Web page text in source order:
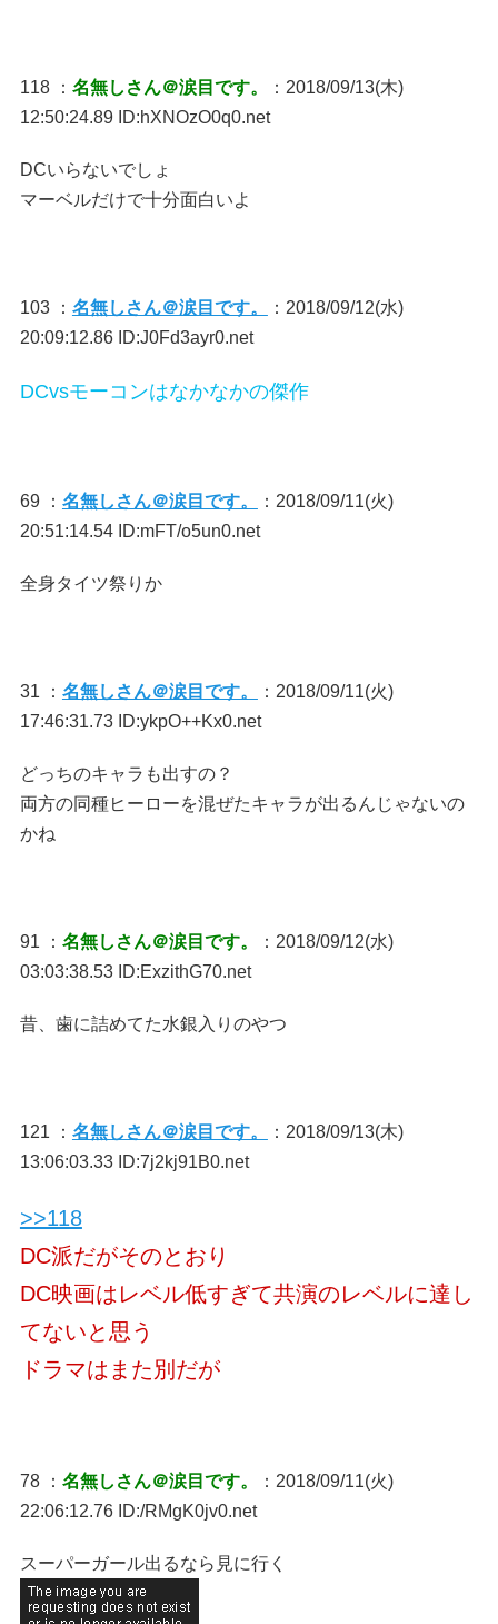
118 ： 名無しさん＠涙目です。
：2018/09/13(木)
12:50:24.89 ID:hXNOzO0q0.net
DCいらないでしょ
マーベルだけで十分面白いよ
103 ： 名無しさん＠涙目です。
：2018/09/12(水)
20:09:12.86 ID:J0Fd3ayr0.net
DCvsモーコンはなかなかの傑作
69 ： 名無しさん＠涙目です。
：2018/09/11(火)
20:51:14.54 ID:mFT/o5un0.net
全身タイツ祭りか
31 ： 名無しさん＠涙目です。
：2018/09/11(火)
17:46:31.73 ID:ykpO++Kx0.net
どっちのキャラも出すの？
両方の同種ヒーローを混ぜたキャラが出るんじゃないの
かね
91 ： 名無しさん＠涙目です。
：2018/09/12(水)
03:03:38.53 ID:ExzithG70.net
昔、歯に詰めてた水銀入りのやつ
121 ： 名無しさん＠涙目です。
：2018/09/13(木)
13:06:03.33 ID:7j2kj91B0.net
>>118
DC派だがそのとおり
DC映画はレベル低すぎて共演のレベルに達し
てないと思う
ドラマはまた別だが
78 ： 名無しさん＠涙目です。
：2018/09/11(火)
22:06:12.76 ID:/RMgK0jv0.net
スーパーガール出るなら見に行く